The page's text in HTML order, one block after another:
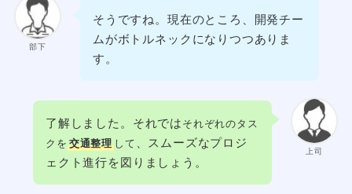
部下
そうですね。現在のところ、開発チー
ムがボトルネックになりつつありま
す。
上司
了解しました。それでは それぞれのタス
クを 交通整理して
、スムーズなプロジ
ェクト進行を図りましょう。